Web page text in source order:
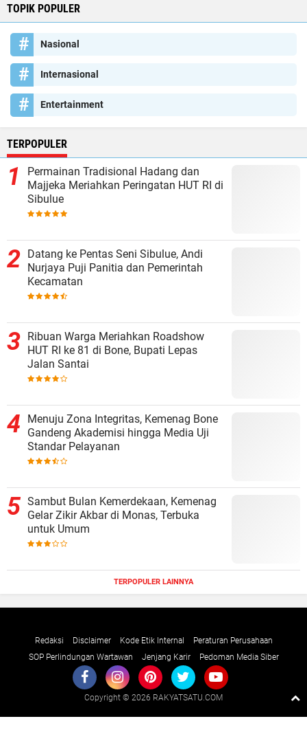
TOPIK POPULER
Nasional
Internasional
Entertainment
TERPOPULER
Permainan Tradisional Hadang dan
Majjeka Meriahkan Peringatan HUT RI di
Sibulue
Datang ke Pentas Seni Sibulue, Andi
Nurjaya Puji Panitia dan Pemerintah
Kecamatan
Ribuan Warga Meriahkan Roadshow
HUT RI ke 81 di Bone, Bupati Lepas
Jalan Santai
Menuju Zona Integritas, Kemenag Bone
Gandeng Akademisi hingga Media Uji
Standar Pelayanan
Sambut Bulan Kemerdekaan, Kemenag
Gelar Zikir Akbar di Monas, Terbuka
untuk Umum
TERPOPULER LAINNYA
Redaksi Disclaimer Kode Etik Internal
Peraturan Perusahaan
SOP Perlindungan Wartawan
Jenjang Karir Pedoman Media Siber
Copyright © 2026 RAKYATSATU.COM
Raushan